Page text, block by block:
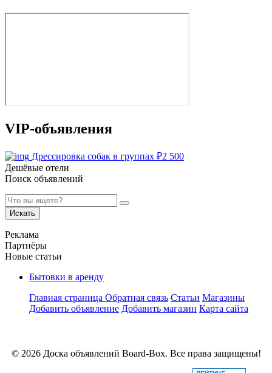
VIP-объявления
Дрессировка собак в группах ₽2 500
Дешёвые отели
Поиск объявлений
Искать
Реклама
Партнёры
Новые статьи
Бытовки в аренду
Главная страница Обратная связь Статьи Магазины
Добавить объявление Добавить магазин Карта сайта
© 2026 Доска объявлений Board-Box. Все права защищены!